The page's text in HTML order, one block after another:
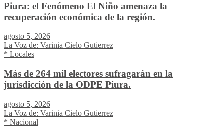
Piura: el Fenómeno El Niño amenaza la
recuperación económica de la región.
agosto 5, 2026
La Voz de: Varinia Cielo Gutierrez
* Locales
Más de 264 mil electores sufragarán en la
jurisdicción de la ODPE Piura.
agosto 5, 2026
La Voz de: Varinia Cielo Gutierrez
* Nacional